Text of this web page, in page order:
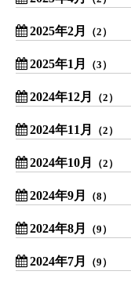
2025年2月 （2）
2025年1月 （3）
2024年12月 （2）
2024年11月 （2）
2024年10月 （2）
2024年9月 （8）
2024年8月 （9）
2024年7月 （9）